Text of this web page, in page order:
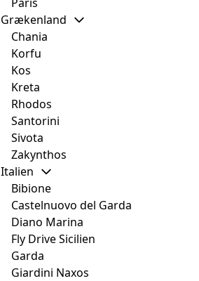
Grækenland
Chania
Korfu
Kos
Kreta
Rhodos
Santorini
Sivota
Zakynthos
Italien
Bibione
Castelnuovo del Garda
Diano Marina
Fly Drive Sicilien
Garda
Giardini Naxos